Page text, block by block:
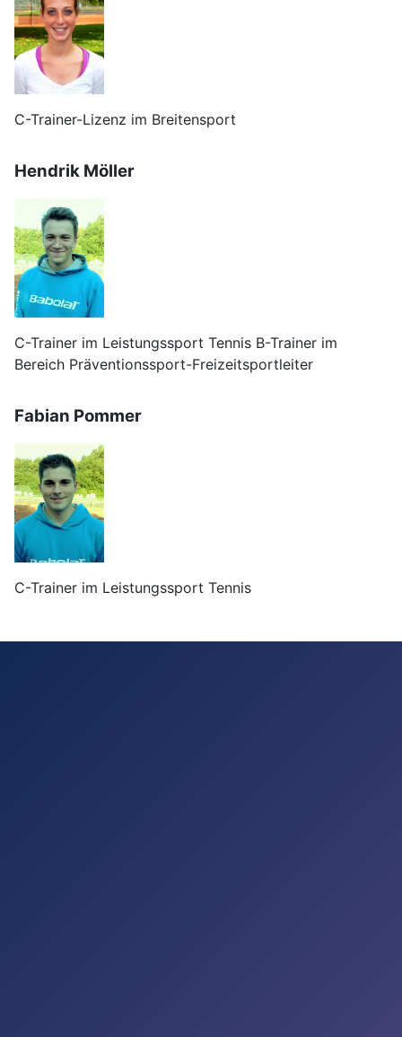
C-Trainer-Lizenz im Breitensport
Hendrik Möller
C-Trainer im Leistungssport Tennis B-Trainer im
Bereich Präventionssport-Freizeitsportleiter
Fabian Pommer
C-Trainer im Leistungssport Tennis